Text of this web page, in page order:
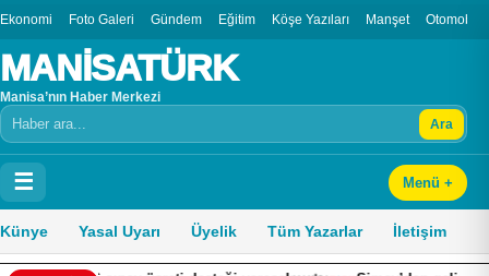
Ekonomi Foto Galeri Gündem Eğitim Köşe Yazıları Manşet Otomobil
MANİSATÜRK
Manisa’nın Haber Merkezi
Arama Ara
☰ Menü +
Künye Yasal Uyarı Üyelik Tüm Yazarlar İletişim